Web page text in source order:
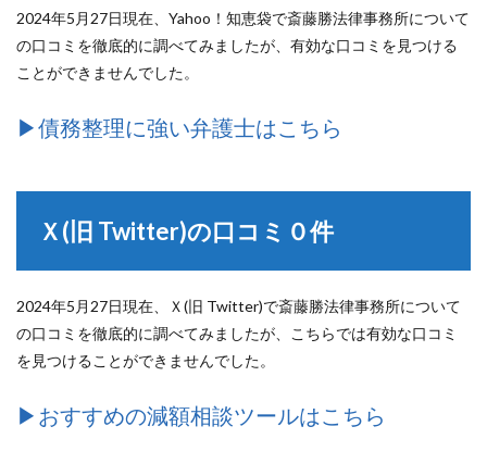
2024年5月27日現在、Yahoo！知恵袋で斎藤勝法律事務所について
の口コミを徹底的に調べてみましたが、有効な口コミを見つける
ことができませんでした。
▶︎債務整理に強い弁護士はこちら
Ｘ(旧 Twitter)の口コミ０件
2024年5月27日現在、Ｘ(旧 Twitter)で斎藤勝法律事務所について
の口コミを徹底的に調べてみましたが、こちらでは有効な口コミ
を見つけることができませんでした。
▶︎おすすめの減額相談ツールはこちら